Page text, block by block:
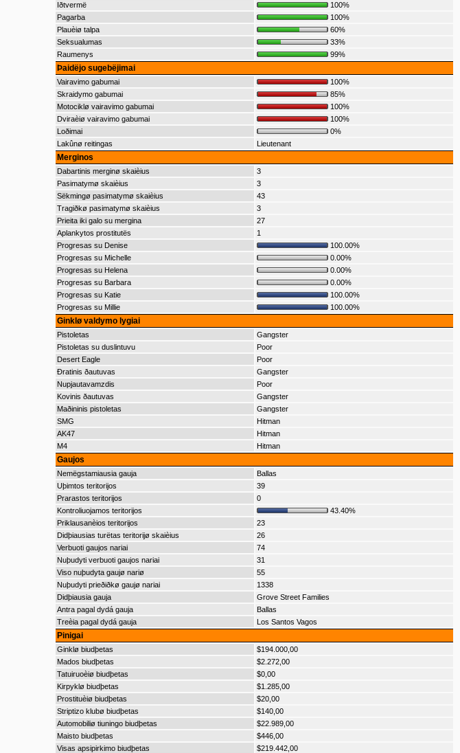
Iðtvermë
100%
Pagarba
100%
Plauèiø talpa
60%
Seksualumas
33%
Raumenys
99%
Þaidëjo sugebëjimai
Vairavimo gabumai
100%
Skraidymo gabumai
85%
Motociklø vairavimo gabumai
100%
Dviraèiø vairavimo gabumai
100%
Loðimai
0%
Lakûnø reitingas
Lieutenant
Merginos
Dabartinis merginø skaièius
3
Pasimatymø skaièius
3
Sëkmingø pasimatymø skaièius
43
Tragiðkø pasimatymø skaièius
3
Prieita iki galo su mergina
27
Aplankytos prostitutës
1
Progresas su Denise
100.00%
Progresas su Michelle
0.00%
Progresas su Helena
0.00%
Progresas su Barbara
0.00%
Progresas su Katie
100.00%
Progresas su Millie
100.00%
Ginklø valdymo lygiai
Pistoletas
Gangster
Pistoletas su duslintuvu
Poor
Desert Eagle
Poor
Ðratinis ðautuvas
Gangster
Nupjautavamzdis
Poor
Kovinis ðautuvas
Gangster
Maðininis pistoletas
Gangster
SMG
Hitman
AK47
Hitman
M4
Hitman
Gaujos
Nemëgstamiausia gauja
Ballas
Uþimtos teritorijos
39
Prarastos teritorijos
0
Kontroliuojamos teritorijos
43.40%
Priklausanèios teritorijos
23
Didþiausias turëtas teritorijø skaièius
26
Verbuoti gaujos nariai
74
Nuþudyti verbuoti gaujos nariai
31
Viso nuþudyta gaujø nariø
55
Nuþudyti prieðiðkø gaujø nariai
1338
Didþiausia gauja
Grove Street Families
Antra pagal dydá gauja
Ballas
Treèia pagal dydá gauja
Los Santos Vagos
Pinigai
Ginklø biudþetas
$194.000,00
Mados biudþetas
$2.272,00
Tatuiruoèiø biudþetas
$0,00
Kirpyklø biudþetas
$1.285,00
Prostituèiø biudþetas
$20,00
Striptizo klubø biudþetas
$140,00
Automobiliø tiuningo biudþetas
$22.989,00
Maisto biudþetas
$446,00
Visas apsipirkimo biudþetas
$219.442,00